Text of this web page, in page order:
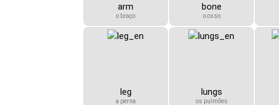
arm
o braço
bone
o osso
leg
a perna
lungs
os pulmões